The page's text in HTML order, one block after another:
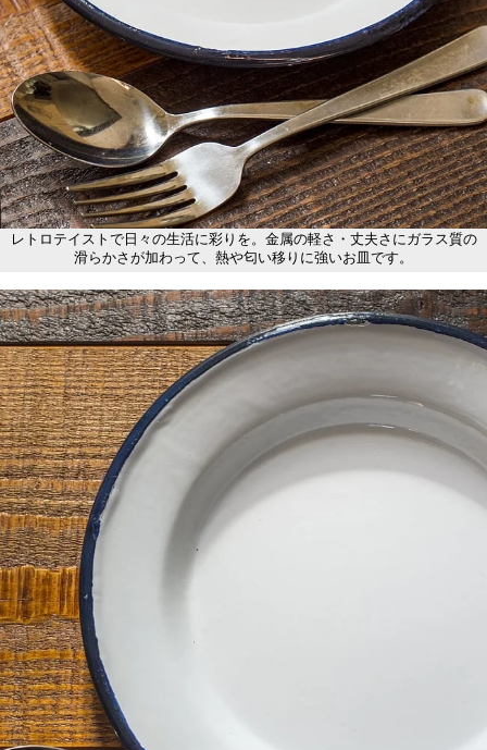
レトロテイストで日々の生活に彩りを。金属の軽さ・丈夫さにガラス質の
滑らかさが加わって、熱や匂い移りに強いお皿です。